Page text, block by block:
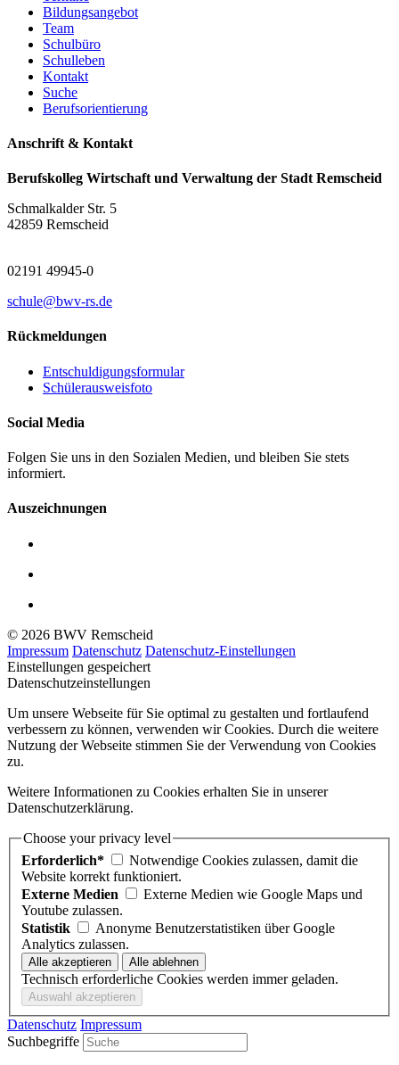
Bildungsangebot
Team
Schulbüro
Schulleben
Kontakt
Suche
Berufsorientierung
Anschrift & Kontakt
Berufskolleg Wirtschaft und Verwaltung der Stadt Remscheid
Schmalkalder Str. 5
42859 Remscheid
02191 49945-0
schule@bwv-rs.de
Rückmeldungen
Entschuldigungsformular
Schülerausweisfoto
Social Media
Folgen Sie uns in den Sozialen Medien, und bleiben Sie stets
informiert.
Auszeichnungen
© 2026 BWV Remscheid
Impressum Datenschutz Datenschutz-Einstellungen
Einstellungen gespeichert
Datenschutzeinstellungen
Um unsere Webseite für Sie optimal zu gestalten und fortlaufend
verbessern zu können, verwenden wir Cookies. Durch die weitere
Nutzung der Webseite stimmen Sie der Verwendung von Cookies
zu.
Weitere Informationen zu Cookies erhalten Sie in unserer
Datenschutzerklärung.
Choose your privacy level
Erforderlich*
Notwendige Cookies zulassen, damit die
Website korrekt funktioniert.
Externe Medien
Externe Medien wie Google Maps und
Youtube zulassen.
Statistik
Anonyme Benutzerstatistiken über Google
Analytics zulassen.
Technisch erforderliche Cookies werden immer geladen.
Datenschutz Impressum
Suchbegriffe